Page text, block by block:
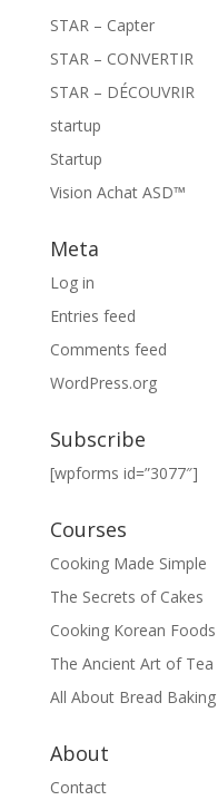
STAR – Capter
STAR – CONVERTIR
STAR – DÉCOUVRIR
startup
Startup
Vision Achat ASD™
Meta
Log in
Entries feed
Comments feed
WordPress.org
Subscribe
[wpforms id=”3077″]
Courses
Cooking Made Simple
The Secrets of Cakes
Cooking Korean Foods
The Ancient Art of Tea
All About Bread Baking
About
Contact